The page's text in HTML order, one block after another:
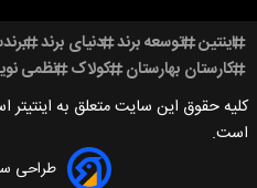
اینتین توسعه برند دنیای برند
کارستان بهارستان کولاک نظمی
کلیه حقوق این سایت متعلق به اینتیتر
است.
طراحی